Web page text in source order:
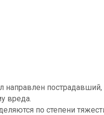
пострадавший,
вреда.
по степени